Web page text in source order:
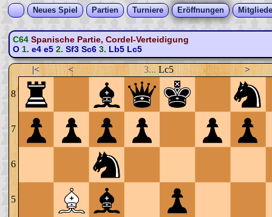
Neues Spiel Partien Turniere Eröffnungen
C64 Spanische Partie, Cordel-Verteidigung
O1. e4 e52. Sf3 Sc63. Lb5 Lc5
|< < 3... Lc5 >
8
7
6
5